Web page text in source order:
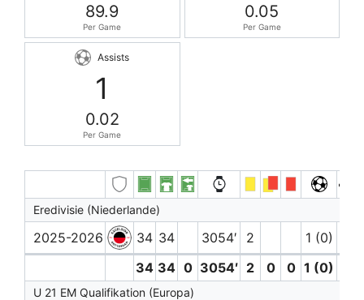
89.9
Per Game
0.05
Per Game
Assists
1
0.02
Per Game
Eredivisie (Niederlande)
2025-2026 34 34 3054′ 2 1 (0)
34 34 0 3054′ 2 0 0 1 (0)
U 21 EM Qualifikation (Europa)